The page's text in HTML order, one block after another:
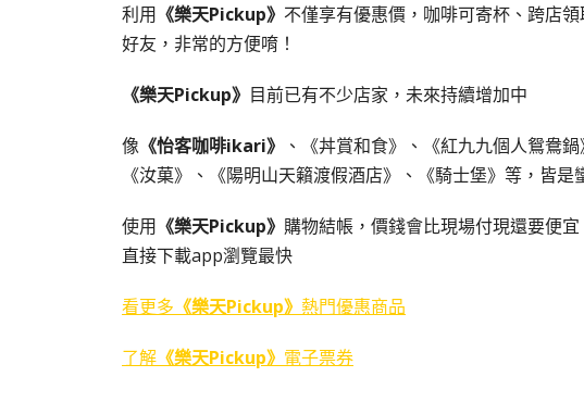
利用 《樂天Pickup》 不僅享有優惠價，咖啡可寄杯、跨店
好友，非常的方便唷！
《樂天Pickup》 目前已有不少店家，未來持續增加中
像 《怡客咖啡ikari》
、《丼賞和食》、《紅九九個人鴛鴦
《汝菓》、《陽明山天籟渡假酒店》、《騎士堡》等，皆是
使用 《樂天Pickup》 購物結帳，價錢會比現場付現還要便
直接下載app瀏覽最快
看更多 《樂天Pickup》 熱門優惠商品
了解 《樂天Pickup》 電子票券